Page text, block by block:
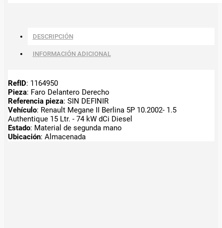
DESCRIPCIÓN
INFORMACIÓN ADICIONAL
RefID: 1164950
Pieza: Faro Delantero Derecho
Referencia pieza: SIN DEFINIR
Vehículo: Renault Megane II Berlina 5P 10.2002- 1.5
Authentique 15 Ltr. - 74 kW dCi Diesel
Estado: Material de segunda mano
Ubicación: Almacenada